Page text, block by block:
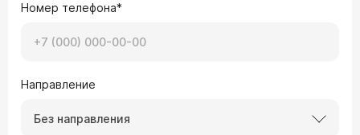
Номер телефона*
Направление
Без направления